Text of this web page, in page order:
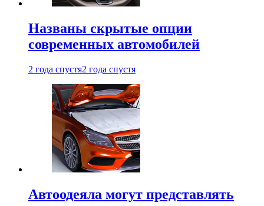
Названы скрытые опции
современных автомобилей
2 года спустя2 года спустя
Автоодеяла могут представлять